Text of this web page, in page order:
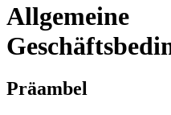
Allgemeine
Präambel